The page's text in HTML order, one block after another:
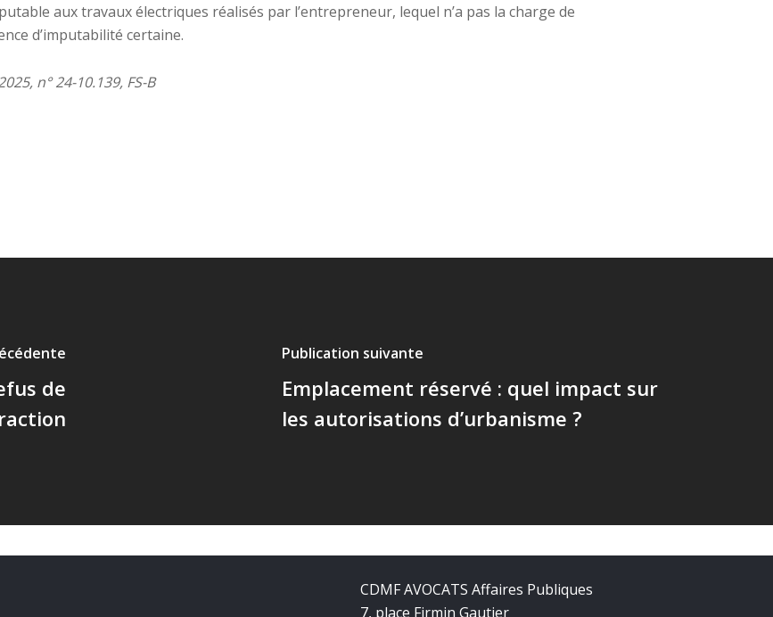
aux travaux électriques réalisés par l’entrepreneur, lequel n’a pas la charge de
d’imputabilité certaine.
n° 24-10.139, FS-B
de
Publication suivante
Emplacement réservé : quel impact sur
les autorisations d’urbanisme ?
CDMF AVOCATS Affaires Publiques
7, place Firmin Gautier